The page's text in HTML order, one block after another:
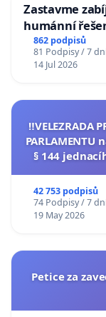
Zastavme
humánní
862 podpisů
81 Podpisy / 7
14 Jul 2026
‼️VELEZRADA
§ 144
42 753 podpisů
74 Podpisy / 7
19 May 2026
Petice za